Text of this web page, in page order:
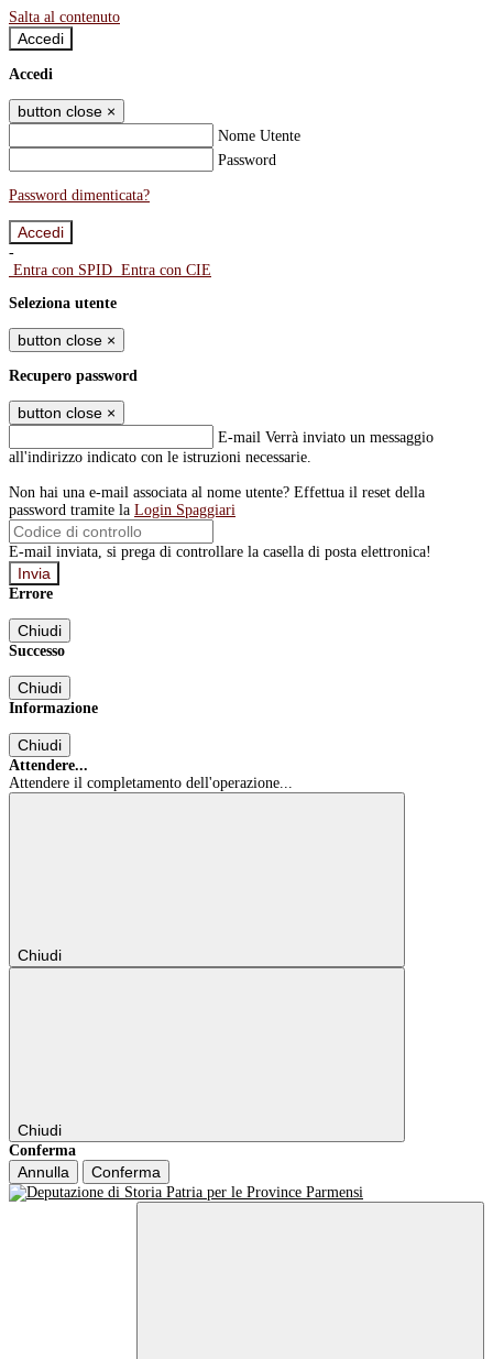
Salta al contenuto
Accedi
Accedi
button close ×
Nome Utente
Password
Password dimenticata?
-
Entra con SPID Entra con CIE
Seleziona utente
button close ×
Recupero password
button close ×
E-mail Verrà inviato un messaggio
all'indirizzo indicato con le istruzioni necessarie.
Non hai una e-mail associata al nome utente? Effettua il reset della
password tramite la Login Spaggiari
E-mail inviata, si prega di controllare la casella di posta elettronica!
Errore
Chiudi
Successo
Chiudi
Informazione
Chiudi
Attendere...
Attendere il completamento dell'operazione...
Chiudi
Chiudi
Conferma
Annulla Conferma